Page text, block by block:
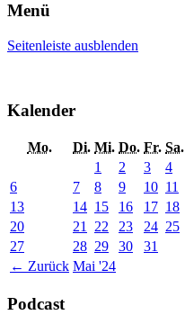
Menü
Seitenleiste ausblenden
Kalender
Mo. Di. Mi. Do. Fr. Sa.
← Zurück Mai '24
1 2 3 4
6
7 8 9 10 11
13
14 15 16 17 18
20
21 22 23 24 25
27
28 29 30 31
Podcast